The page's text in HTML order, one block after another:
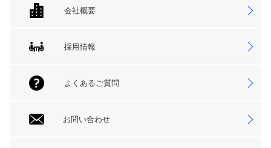
会社概要
採用情報
よくあるご質問
お問い合わせ